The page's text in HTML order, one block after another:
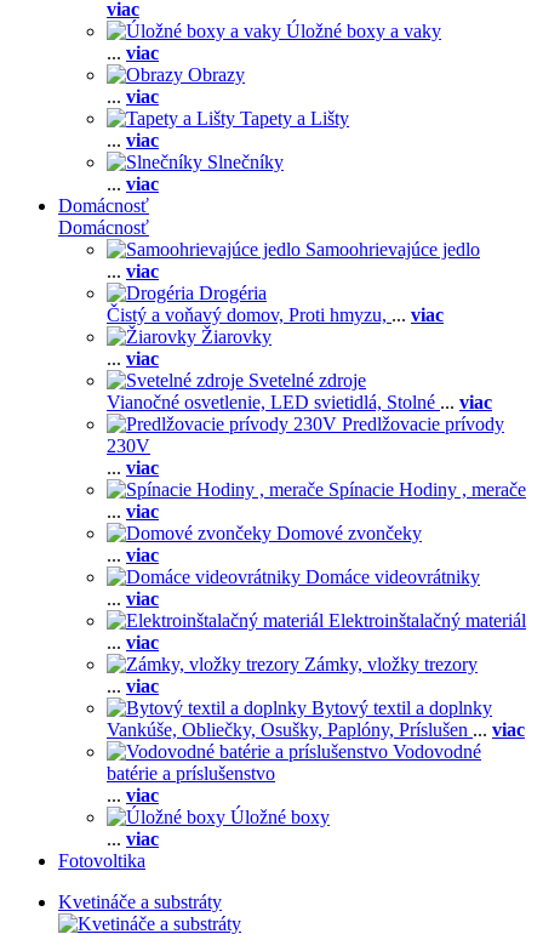
viac
Úložné boxy a vaky
... viac
Obrazy
... viac
Tapety a Lišty
... viac
Slnečníky
... viac
Domácnosť
Domácnosť
Samoohrievajúce jedlo
... viac
Drogéria
Čistý a voňavý domov, Proti hmyzu, ... viac
Žiarovky
... viac
Svetelné zdroje
Vianočné osvetlenie, LED svietidlá, Stolné ... viac
Predlžovacie prívody
230V
... viac
Spínacie Hodiny , merače
... viac
Domové zvončeky
... viac
Domáce videovrátniky
... viac
Elektroinštalačný materiál
... viac
Zámky, vložky trezory
... viac
Bytový textil a doplnky
Vankúše, Obliečky, Osušky, Paplóny, Príslušen ... viac
Vodovodné
batérie a príslušenstvo
... viac
Úložné boxy
... viac
Fotovoltika
Kvetináče a substráty